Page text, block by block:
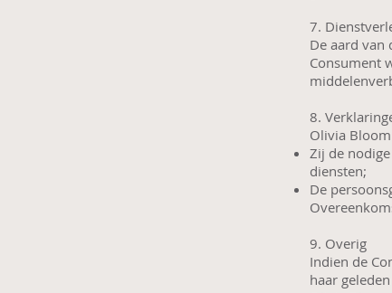
7.
De aard van
Consument
8.
Olivia
Zij de
diensten;
De
9. Overig
Indien de
haar